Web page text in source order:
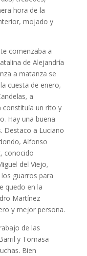
hora de la
mojado y
comenzaba a
de Alejandría
a matanza se
cuesta de enero,
a
constituía un rito y
Hay una buena
Destaco a Luciano
Alfonso
conocido
del Viejo,
guarros para
quedo en la
Martínez
y mejor persona.
de las
y Tomasa
Bien